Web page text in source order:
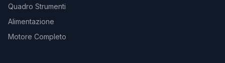
Quadro Strumenti
Alimentazione
Motore Completo